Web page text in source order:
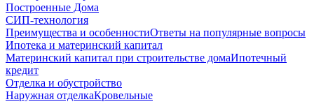
Построенные Дома
СИП-технология
Преимущества и особенностиОтветы на популярные вопросы
Ипотека и материнский капитал
Материнский капитал при строительстве домаИпотечный
кредит
Отделка и обустройство
Наружная отделкаКровельные